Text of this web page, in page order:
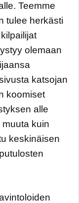
Teemme
tulee herkästi
olemaan
katsojan
koomiset
alle
kuin
keskinäisen